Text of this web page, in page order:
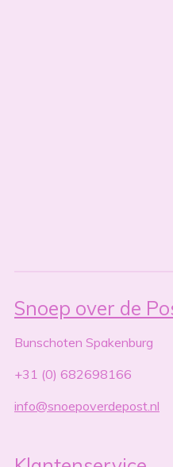
Snoep over de
Bunschoten Spakenburg
+31 (0) 682698166
info@snoepoverdepost.nl